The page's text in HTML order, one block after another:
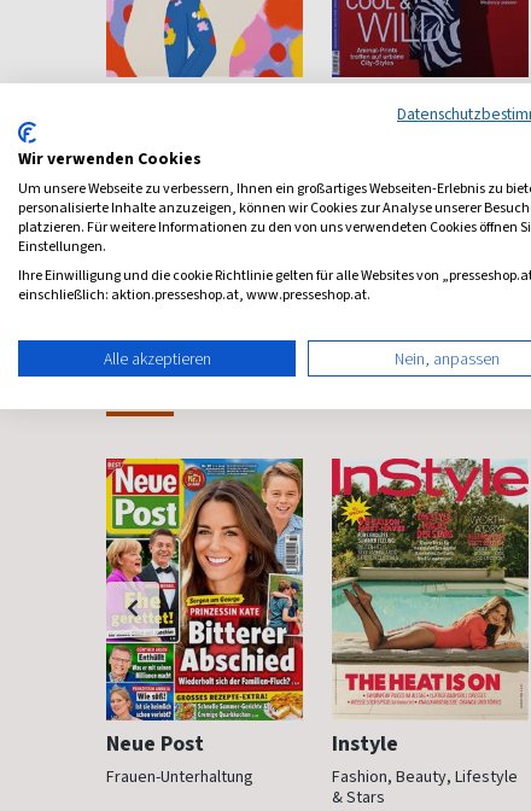
4,67
ab 9,60 €
(8 x pro Jahr) 4,63
ab 10,50 €
(monatlich) 4,76
Frauenzeitschriften
Neue Post
Frauen-Unterhaltung
Instyle
Fashion, Beauty, Lifestyle
& Stars
Wir verwenden Cookies
Um unsere Webseite zu verbessern, Ihnen ein großartiges Webseiten-Erlebnis zu
personalisierte Inhalte anzuzeigen, können wir Cookies zur Analyse unserer
platzieren. Für weitere Informationen zu den von uns verwendeten Cookies öffnen
Einstellungen.
Ihre Einwilligung und die cookie Richtlinie gelten für alle Websites von
einschließlich: aktion.presseshop.at, www.presseshop.at.
Alle akzeptieren Nein, anpassen